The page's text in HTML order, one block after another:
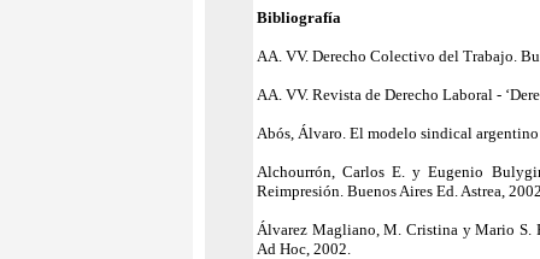
Bibliografía
AA. VV. Derecho Colectivo del Trabajo.
AA. VV. Revista de Derecho Laboral -
Abós, Álvaro. El modelo sindical
Alchourrón, Carlos E. y Eugenio
Reimpresión. Buenos Aires Ed. Astrea,
Álvarez Magliano, M. Cristina y Mario S.
Ad Hoc, 2002.